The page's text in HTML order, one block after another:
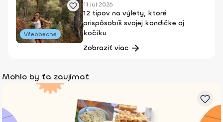
Všeobecné
11 Júl 2026
12 tipov na výlety, ktoré
prispôsobíš svojej kondičke aj
kočíku
Zobraziť viac
Mohlo by ťa zaujímať